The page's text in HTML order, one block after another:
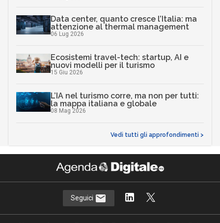
Data center, quanto cresce l’Italia: ma
attenzione al thermal management
06 Lug 2026
Ecosistemi travel-tech: startup, AI e
nuovi modelli per il turismo
15 Giu 2026
L’IA nel turismo corre, ma non per tutti:
la mappa italiana e globale
08 Mag 2026
Vedi tutti gli approfondimenti >
Seguici